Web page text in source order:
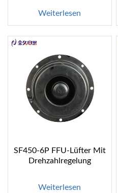
Weiterlesen
SF450-6P FFU-Lüfter Mit
Drehzahlregelung
Weiterlesen